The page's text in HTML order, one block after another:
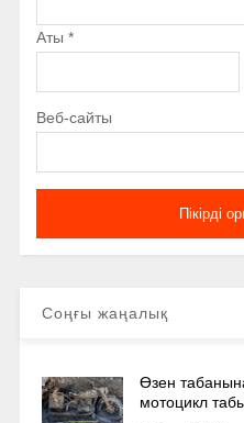
Аты *
Веб-сайты
Соңғы жаңалық
Өзен
мотоцикл